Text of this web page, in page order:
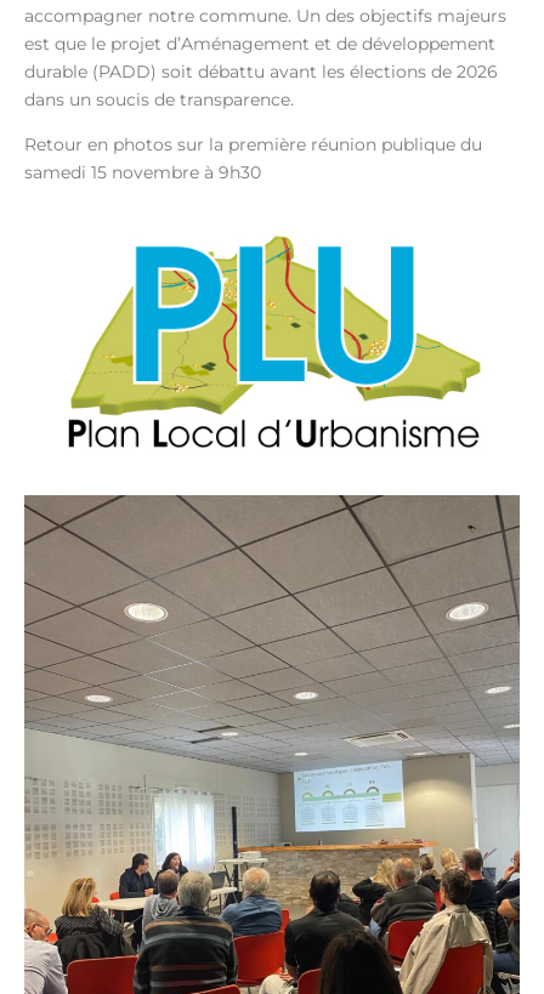
accompagner notre commune. Un des objectifs majeurs
est que le projet d’Aménagement et de développement
durable (PADD) soit débattu avant les élections de 2026
dans un soucis de transparence.
Retour en photos sur la première réunion publique du
samedi 15 novembre à 9h30